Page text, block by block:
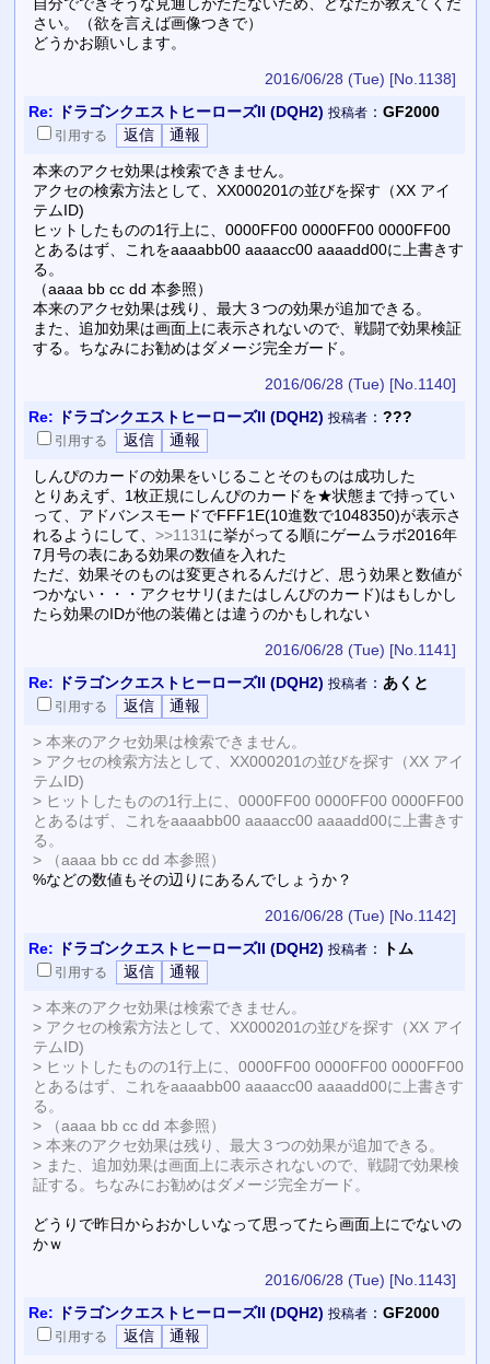
さい。（欲を言えば画像つきで）
どうかお願いします。
2016/06/28 (Tue) [No.1138]
Re: ドラゴンクエストヒーローズII (DQH2) 投稿者： GF2000
引用する
本来のアクセ効果は検索できません。
アクセの検索方法として、XX000201の並びを探す（XX アイ
テムID)
ヒットしたものの1行上に、0000FF00 0000FF00 0000FF00
とあるはず、これをaaaabb00 aaaacc00 aaaadd00に上書きす
る。
（aaaa bb cc dd 本参照）
本来のアクセ効果は残り、最大３つの効果が追加できる。
また、追加効果は画面上に表示されないので、戦闘で効果検証
する。ちなみにお勧めはダメージ完全ガード。
2016/06/28 (Tue) [No.1140]
Re: ドラゴンクエストヒーローズII (DQH2) 投稿者： ???
引用する
しんぴのカードの効果をいじることそのものは成功した
とりあえず、1枚正規にしんぴのカードを★状態まで持ってい
って、アドバンスモードでFFF1E(10進数で1048350)が表示さ
れるようにして、 >>1131 に挙がってる順にゲームラボ2016年
7月号の表にある効果の数値を入れた
ただ、効果そのものは変更されるんだけど、思う効果と数値が
つかない・・・アクセサリ(またはしんぴのカード)はもしかし
たら効果のIDが他の装備とは違うのかもしれない
2016/06/28 (Tue) [No.1141]
Re: ドラゴンクエストヒーローズII (DQH2) 投稿者： あくと
引用する
> 本来のアクセ効果は検索できません。
> アクセの検索方法として、XX000201の並びを探す（XX アイ
テムID)
> ヒットしたものの1行上に、0000FF00 0000FF00 0000FF00
とあるはず、これをaaaabb00 aaaacc00 aaaadd00に上書きす
る。
> （aaaa bb cc dd 本参照）
%などの数値もその辺りにあるんでしょうか？
2016/06/28 (Tue) [No.1142]
Re: ドラゴンクエストヒーローズII (DQH2) 投稿者： トム
引用する
> 本来のアクセ効果は検索できません。
> アクセの検索方法として、XX000201の並びを探す（XX アイ
テムID)
> ヒットしたものの1行上に、0000FF00 0000FF00 0000FF00
とあるはず、これをaaaabb00 aaaacc00 aaaadd00に上書きす
る。
> （aaaa bb cc dd 本参照）
> 本来のアクセ効果は残り、最大３つの効果が追加できる。
> また、追加効果は画面上に表示されないので、戦闘で効果検
証する。ちなみにお勧めはダメージ完全ガード。
どうりで昨日からおかしいなって思ってたら画面上にでないの
かｗ
2016/06/28 (Tue) [No.1143]
Re: ドラゴンクエストヒーローズII (DQH2) 投稿者： GF2000
引用する